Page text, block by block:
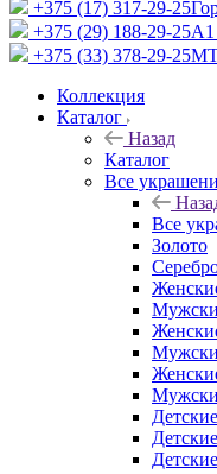
+375 (17) 317-29-25
+375 (29) 188-29-25A1
+375 (33) 378-29-25
Коллекция
Каталог
Назад
Каталог
Все
Все
Золото
Детские